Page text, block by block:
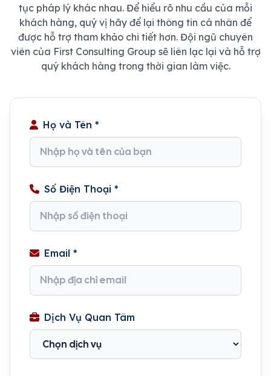
tục pháp lý khác nhau. Để hiểu rõ nhu cầu của mỗi
khách hàng, quý vị hãy để lại thông tin cá nhân để
được hỗ trợ tham khảo chi tiết hơn. Đội ngũ chuyên
viên của First Consulting Group sẽ liên lạc lại và hỗ trợ
quý khách hàng trong thời gian làm việc.
Họ và Tên *
Số Điện Thoại *
Email *
Dịch Vụ Quan Tâm